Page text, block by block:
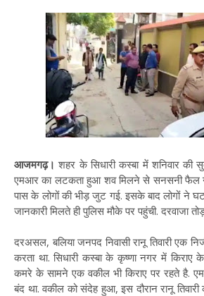
आजमगढ़। शहर के सिधारी कस्बा में शनिवार
एमआर का लटकता हुआ शव मिलने से सनसनी फैल
पास के लोगों की भीड़ जुट गई. इसके बाद लोगों ने
जानकारी मिलते ही पुलिस मौके पर पहुंची. दरवाजा
दरअसल, बलिया जनपद निवासी रानू तिवारी एक
करता था. सिधारी कस्बा के कृष्णा नगर में
कमरे के सामने एक वकील भी किराए पर रहते है.
बंद था. वकील को संदेह हुआ, इस दौरान रानू